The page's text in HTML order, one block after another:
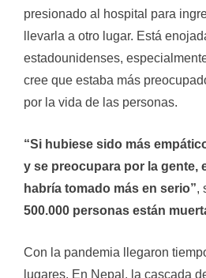
presionado al hospital para
llevarla a otro lugar. Está
estadounidenses,
cree que estaba más
por la vida de las personas.
“Si hubiese sido más
y se preocupara por la gente,
habría tomado más en serio”,
500.000 personas están
Con la pandemia llegaron
lugares. En Nepal, la cascada